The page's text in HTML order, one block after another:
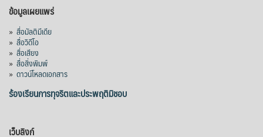
ข้อมูลเผยแพร่
» สื่อมัลติมีเดีย
» สื่อวิดีโอ
» สื่อเสียง
» สื่อสิ่งพิมพ์
» ดาวน์โหลดเอกสาร
ร้องเรียนการทุจริตและประพฤติมิชอบ
เว็บลิงก์